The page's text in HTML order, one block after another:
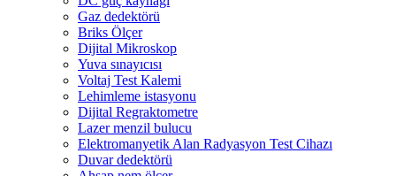
Gaz dedektörü
Briks Ölçer
Dijital Mikroskop
Yuva sınayıcısı
Voltaj Test Kalemi
Lehimleme istasyonu
Dijital Regraktometre
Lazer menzil bulucu
Elektromanyetik Alan Radyasyon Test Cihazı
Duvar dedektörü